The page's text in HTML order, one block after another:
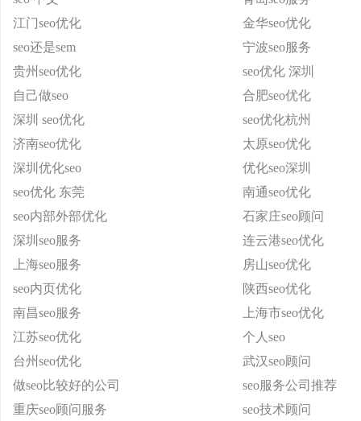
江门seo优化
金华seo优化
seo还是sem
宁波seo服务
贵州seo优化
seo优化 深圳
自己做seo
合肥seo优化
深圳 seo优化
seo优化杭州
济南seo优化
太原seo优化
深圳优化seo
优化seo深圳
seo优化 东莞
南通seo优化
seo内部外部优化
石家庄seo顾问
深圳seo服务
连云港seo优化
上海seo服务
房山seo优化
seo内页优化
陕西seo优化
南昌seo服务
上海市seo优化
江苏seo优化
个人seo
台州seo优化
武汉seo顾问
做seo比较好的公司
seo服务公司推荐
重庆seo顾问服务
seo技术顾问